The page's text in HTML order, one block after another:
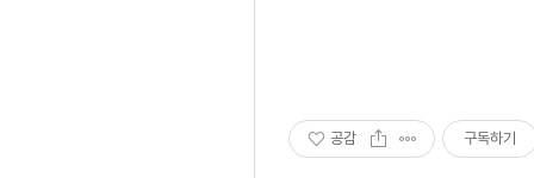
공감 구독하기